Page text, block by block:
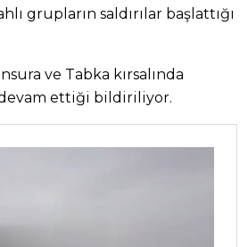
grupların saldırılar başlattığı
ve Tabka kırsalında
ettiği bildiriliyor.